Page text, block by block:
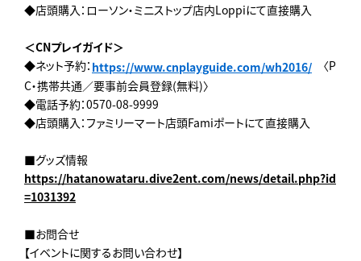
◆店頭購入：ローソン・ミニストップ店内Loppiにて直接購入
＜CNプレイガイド＞
◆ネット予約： https://www.cnplayguide.com/wh2016/ 〈P
C・携帯共通／要事前会員登録(無料)〉
◆電話予約：0570-08-9999
◆店頭購入：ファミリーマート店頭Famiポートにて直接購入
■グッズ情報
https://hatanowataru.dive2ent.com/news/detail.php?id
=1031392
■お問合せ
【イベントに関するお問い合わせ】